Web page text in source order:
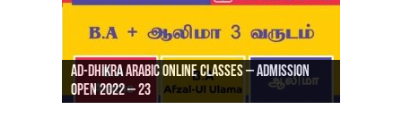
Ad-Dhikra Arabic Online Classes – Admission
Open 2022 – 23
Ad-Dhikra Arabic Online Classes – BA Arabic
AD DHIKRA ARABIC COLLEGE ADMISSION
ரியாத் ஜும்ஆ தமிழாக்கம், Jamia Al Hajiri
Masjid (Kuwait Masjid), Malaz, Riyadh